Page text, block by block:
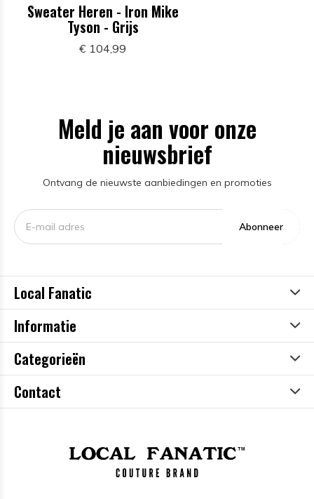
Sweater Heren - Iron Mike
Tyson - Grijs
€ 104,99
Meld je aan voor onze
nieuwsbrief
Ontvang de nieuwste aanbiedingen en promoties
Abonneer
Local Fanatic
Informatie
Categorieën
Contact